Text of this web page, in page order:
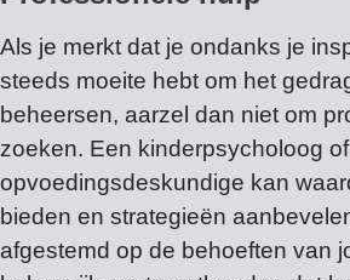
Als je merkt dat je ondanks je
steeds moeite hebt om het
beheersen, aarzel dan niet om
zoeken. Een kinderpsycholoog
opvoedingsdeskundige kan
bieden en strategieën
afgestemd op de behoeften van